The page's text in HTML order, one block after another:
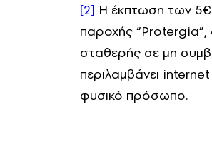
[2] Η έκπτωση των 5€
παροχής
σταθερής σε μη
περιλαμβάνει
φυσικό πρόσωπο.